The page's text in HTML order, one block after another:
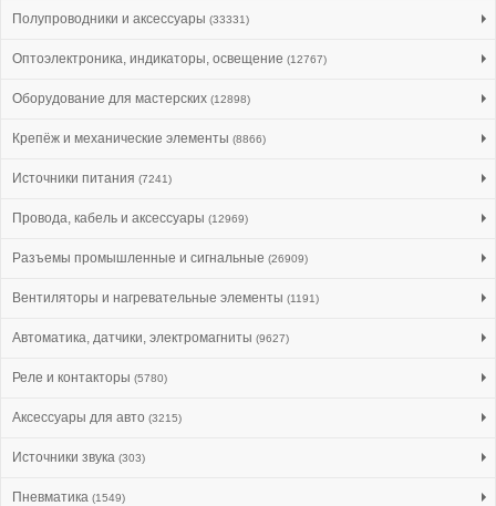
Полупроводники и аксессуары (33331)
Оптоэлектроника, индикаторы, освещение (12767)
Оборудование для мастерских (12898)
Крепёж и механические элементы (8866)
Источники питания (7241)
Провода, кабель и аксессуары (12969)
Разъемы промышленные и сигнальные (26909)
Вентиляторы и нагревательные элементы (1191)
Автоматика, датчики, электромагниты (9627)
Реле и контакторы (5780)
Аксессуары для авто (3215)
Источники звука (303)
Пневматика (1549)